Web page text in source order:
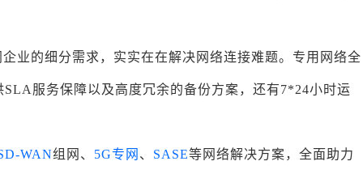
业的细分需求，实实在在解决网络连接难题。专用网络全
服务保障以及高度冗余的备份方案，还有7*24小时运
WAN组网、 5G专网 、 SASE等网络解决方案，全面助力